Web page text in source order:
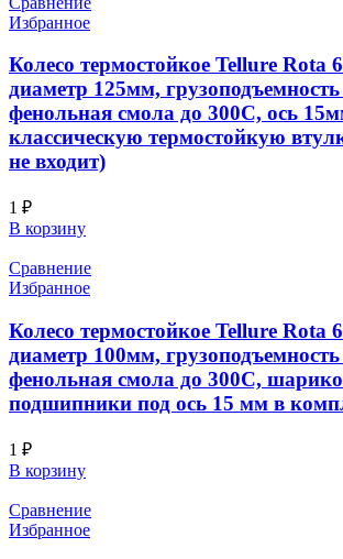
Избранное
Колесо термостойкое Tellure Rota
диаметр 125мм, грузоподъемность
фенольная смола до 300С, ось
классическую термостойкую
не входит)
1 ₽
В корзину
Сравнение
Избранное
Колесо термостойкое Tellure Rota
диаметр 100мм, грузоподъемность
фенольная смола до 300С,
подшипники под ось 15 мм в
1 ₽
В корзину
Сравнение
Избранное